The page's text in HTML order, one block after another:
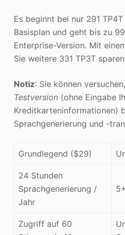
Es beginnt bei nur 291
Basisplan und geht bis zu
Enterprise-Version. Mit
Sie weitere 331 TP3T
Notiz: Sie können versuchen,
Testversion(ohne Eingabe
Kreditkarteninformationen)
Sprachgenerierung und -
Grundlegend ($29)
24 Stunden
Sprachgenerierung /
Jahr
Zugriff auf 60